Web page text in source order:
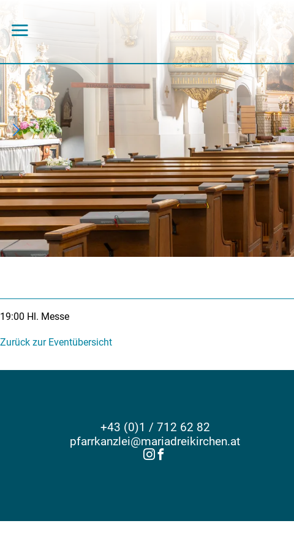
19:00 Hl. Messe
Zurück zur Eventübersicht
+43 (0)1 / 712 62 82
pfarrkanzlei@mariadreikirchen.at